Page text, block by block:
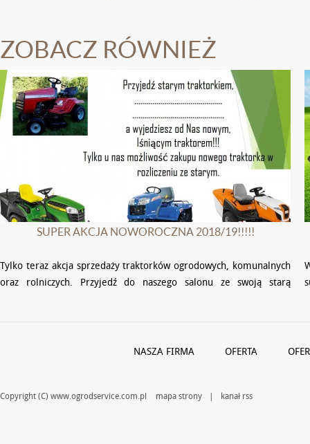
ZOBACZ RÓWNIEŻ
SUPER AKCJA NOWOROCZNA 2018/19!!!!!
Tylko teraz akcja sprzedaży traktorków ogrodowych, komunalnych
oraz rolniczych. Przyjedź do naszego salonu ze swoją starą
NASZA FIRMA OFERTA
Copyright (C) www.ogrodservice.com.pl mapa strony | kanał rss